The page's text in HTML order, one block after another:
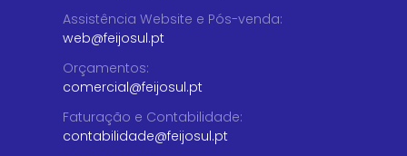
Assistência Website e Pós-venda:
web@feijosul.pt
Orçamentos:
comercial@feijosul.pt
Faturação e Contabilidade:
contabilidade@feijosul.pt